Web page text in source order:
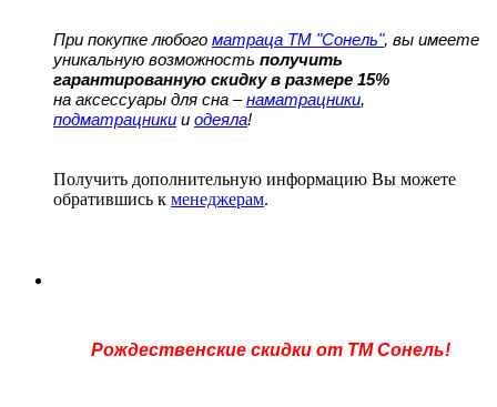
При покупке любого матраца ТМ "Сонель", вы имеете
уникальную возможность получить
гарантированную скидку в размере 15%
на аксессуары для сна –наматрацники,
подматрацники и одеяла!
Получить дополнительную информацию Вы можете
обратившись к менеджерам.
Рождественские скидки от ТМ Сонель!